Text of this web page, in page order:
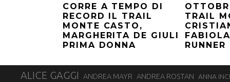
CORRE A TEMPO DI
RECORD IL TRAIL
MONTE CASTO,
MARGHERITA DE GIULI
PRIMA DONNA
TRAIL
RUNNER
ALICE GAGGI ANDREA MAYR ANDREA ROSTAN ANNA